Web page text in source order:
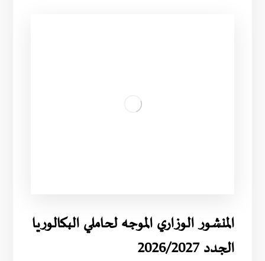
المنشور الوزاري الموجه لحاملي البكالوريا
الجدد 2026/2027